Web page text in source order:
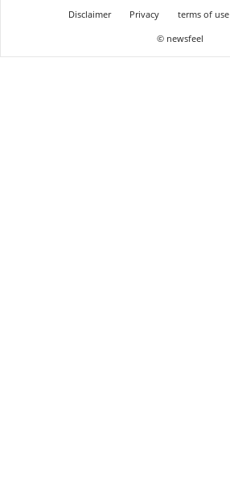
Disclaimer Privacy terms of use
© newsfeel